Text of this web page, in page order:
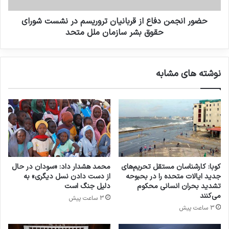
تروریسم داشته است.
کشنده ترین گروه تروریستی در سال 2022 گروه
داعش و شبکه های وابسته به آن بوده است. پس از
آن نیز گروه تروریستی الشباب سومالی، ارتش
آزادیبخش بلوچستان و جماعت نصرت الاسلام و
المسلمین بوده اند.
حملات تروریستی در سال 2022کشنده تر شده و به
طور متوسط 1.7 نفر در هر حمله تروریستی در سال
پنج سال گذشته است که این رقم افزایش یافته
حضور انجمن دفاع از قربانیان تروریسم در نشست شورای
حقوق بشر سازمان ملل متحد
نوشته های مشابه
کوبا: کارشناسان مستقل تحریم‌های
جدید ایالات متحده را در بحبوحه
تشدید بحران انسانی محکوم
می‌کنند
3 ساعت پیش
محمد هشدار داد: «سودان در حال
از دست دادن نسل دیگری» به
دلیل جنگ است
3 ساعت پیش